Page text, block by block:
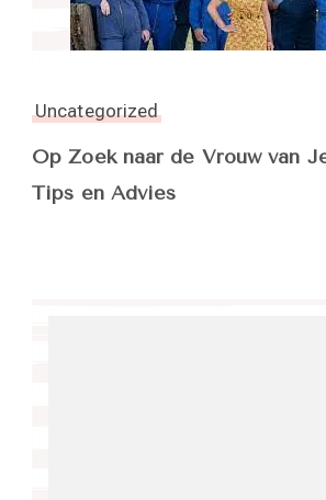
Uncategorized
Op Zoek naar de Vrouw van
Tips en Advies